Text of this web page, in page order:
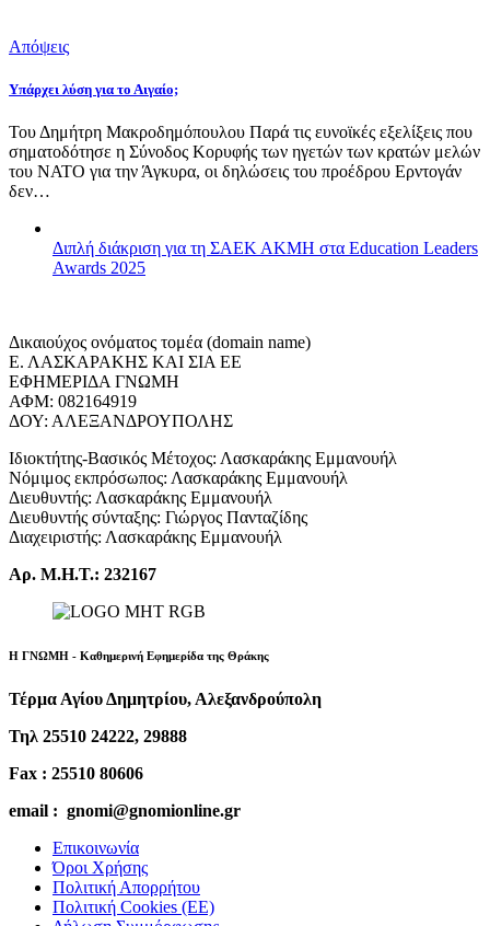
Απόψεις
Υπάρχει λύση για το Αιγαίο;
Του Δημήτρη Μακροδημόπουλου Παρά τις ευνοϊκές εξελίξεις που
σηματοδότησε η Σύνοδος Κορυφής των ηγετών των κρατών μελών
του ΝΑΤΟ για την Άγκυρα, οι δηλώσεις του προέδρου Ερντογάν
δεν…
Διπλή διάκριση για τη ΣΑΕΚ ΑΚΜΗ στα Education Leaders
Awards 2025
Δικαιούχος ονόματος τομέα (domain name)
Ε. ΛΑΣΚΑΡΑΚΗΣ ΚΑΙ ΣΙΑ ΕΕ
ΕΦΗΜΕΡΙΔΑ ΓΝΩΜΗ
ΑΦΜ: 082164919
ΔΟΥ: ΑΛΕΞΑΝΔΡΟΥΠΟΛΗΣ
Ιδιοκτήτης-Βασικός Μέτοχος: Λασκαράκης Εμμανουήλ
Νόμιμος εκπρόσωπος: Λασκαράκης Εμμανουήλ
Διευθυντής: Λασκαράκης Εμμανουήλ
Διευθυντής σύνταξης: Γιώργος Πανταζίδης
Διαχειριστής: Λασκαράκης Εμμανουήλ
Αρ. Μ.Η.Τ.: 232167
Η ΓΝΩΜΗ - Καθημερινή Εφημερίδα της Θράκης
Τέρμα Αγίου Δημητρίου, Αλεξανδρούπολη
Τηλ 25510 24222, 29888
Fax : 25510 80606
email : gnomi@gnomionline.gr
Επικοινωνία
Όροι Χρήσης
Πολιτική Απορρήτου
Πολιτική Cookies (ΕΕ)